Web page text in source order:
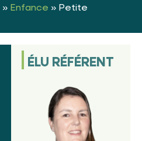
» Enfance » Petite
ÉLU RÉFÉRENT